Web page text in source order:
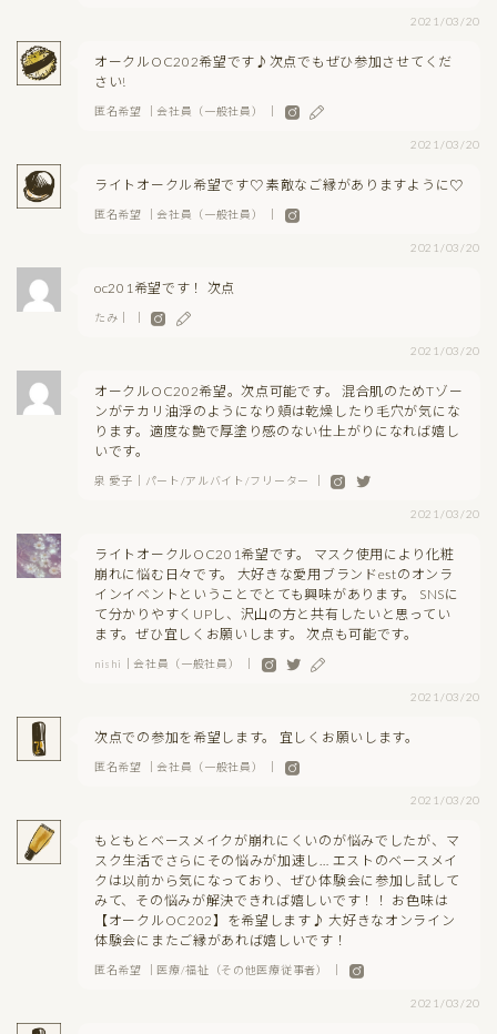
2021/03/20
オークルOC202希望です♪次点でもぜひ参加させてくだ
さい!
匿名希望 ｜会社員（一般社員） ｜
2021/03/20
ライトオークル希望です♡ 素敵なご縁がありますように♡
匿名希望 ｜会社員（一般社員） ｜
2021/03/20
oc201希望です！ 次点
たみ｜ ｜
2021/03/20
オークルOC202希望。次点可能です。 混合肌のためTゾー
ンがテカリ油浮のようになり頬は乾燥したり毛穴が気にな
ります。適度な艶で厚塗り感のない仕上がりになれば嬉し
いです。
泉 愛子｜パート/アルバイト/フリーター ｜
2021/03/20
ライトオークルOC201希望です。 マスク使用により化粧
崩れに悩む日々です。 大好きな愛用ブランドestのオンラ
インイベントということでとても興味があります。 SNSに
て分かりやすくUPし、沢山の方と共有したいと思ってい
ます。ぜひ宜しくお願いします。 次点も可能です。
nishi｜会社員（一般社員） ｜
2021/03/20
次点での参加を希望します。 宜しくお願いします。
匿名希望 ｜会社員（一般社員） ｜
2021/03/20
もともとベースメイクが崩れにくいのが悩みでしたが、マ
スク生活でさらにその悩みが加速し… エストのベースメイ
クは以前から気になっており、ぜひ体験会に参加し試して
みて、その悩みが解決できれば嬉しいです！！ お色味は
【オークルOC202】を希望します♪ 大好きなオンライン
体験会にまたご縁があれば嬉しいです！
匿名希望 ｜医療/福祉（その他医療従事者） ｜
2021/03/20